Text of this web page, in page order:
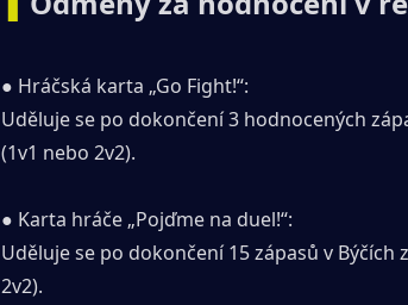
● Hráčská karta „Go Fight!“:
Uděluje se po dokončení 3 hodnocených
(1v1 nebo 2v2).
● Karta hráče „Pojďme na duel!“:
Uděluje se po dokončení 15 zápasů v
2v2).